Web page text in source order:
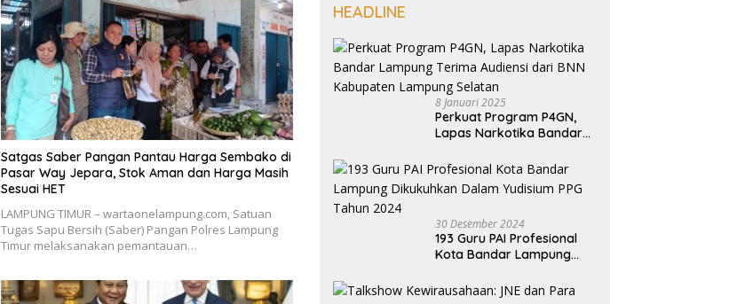
Satgas Saber Pangan Pantau Harga Sembako di
Pasar Way Jepara, Stok Aman dan Harga Masih
Sesuai HET
LAMPUNG TIMUR – wartaonelampung.com, Satuan
Tugas Sapu Bersih (Saber) Pangan Polres Lampung
Timur melaksanakan pemantauan…
HEADLINE
8 Januari 2025
Perkuat Program P4GN,
Lapas Narkotika Bandar
dari BNN Kabupaten
Lampung Selatan
30 Desember 2024
193 Guru PAI Profesional
Kota Bandar Lampung
Yudisium PPG Tahun 2024